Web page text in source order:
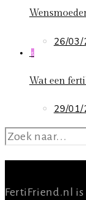
26/03/
5
Wat een
29/01/
ZOEKEN
NAAR:
FertiFriend.nl